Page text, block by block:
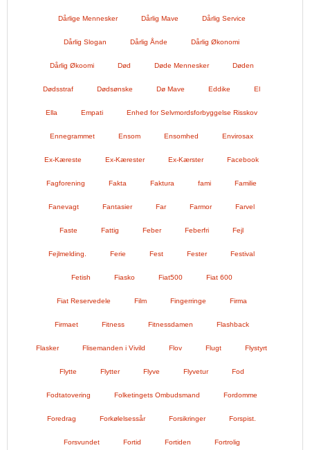
Dårlige Mennesker Dårlig Mave Dårlig Service
Dårlig Slogan Dårlig Ånde Dårlig Økonomi
Dårlig Økoomi Død Døde Mennesker Døden
Dødsstraf Dødsønske Dø Mave Eddike El
Ella Empati Enhed for Selvmordsforbyggelse Risskov
Ennegrammet Ensom Ensomhed Envirosax
Ex-Kæreste Ex-Kærester Ex-Kærster Facebook
Fagforening Fakta Faktura fami Familie
Fanevagt Fantasier Far Farmor Farvel
Faste Fattig Feber Feberfri Fejl
Fejlmelding. Ferie Fest Fester Festival
Fetish Fiasko Fiat500 Fiat 600
Fiat Reservedele Film Fingerringe Firma
Firmaet Fitness Fitnessdamen Flashback
Flasker Flisemanden i Vivild Flov Flugt Flystyrt
Flytte Flytter Flyve Flyvetur Fod
Fodtatovering Folketingets Ombudsmand Fordomme
Foredrag Forkølelsessår Forsikringer Forspist.
Forsvundet Fortid Fortiden Fortrolig